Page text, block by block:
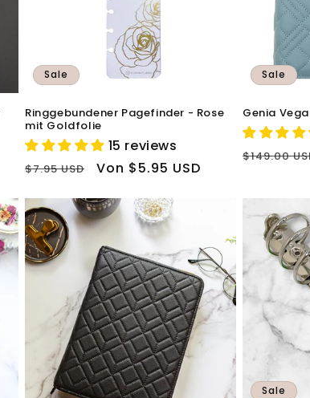
Sale
Ringgebundener Pagefinder - Rose
mit Goldfolie
15 reviews
Normaler
$7.95 USD Verkaufspreis
Von $5.95 USD
Sale
Genia
Normaler
$149.00
Sale